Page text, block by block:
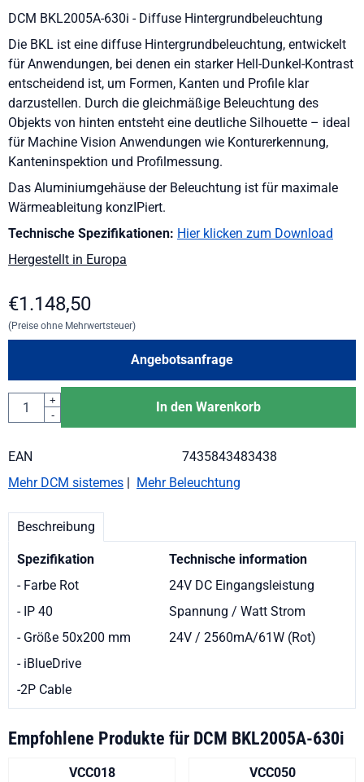
DCM BKL2005A-630i - Diffuse Hintergrundbeleuchtung
Die BKL ist eine diffuse Hintergrundbeleuchtung, entwickelt
für Anwendungen, bei denen ein starker Hell-Dunkel-Kontrast
entscheidend ist, um Formen, Kanten und Profile klar
darzustellen. Durch die gleichmäßige Beleuchtung des
Objekts von hinten entsteht eine deutliche Silhouette – ideal
für Machine Vision Anwendungen wie Konturerkennung,
Kanteninspektion und Profilmessung.
Das Aluminiumgehäuse der Beleuchtung ist für maximale
Wärmeableitung konzIPiert.
Technische Spezifikationen: Hier klicken zum Download
Hergestellt in Europa
€1.148,50
(Preise ohne Mehrwertsteuer)
Angebotsanfrage
Anzahl
+
-
In den Warenkorb
EAN
7435843483438
Mehr DCM sistemes
Mehr Beleuchtung
Beschreibung
Spezifikation
- Farbe Rot
- IP 40
- Größe 50x200 mm
- iBlueDrive
-2P Cable
Technische information
24V DC Eingangsleistung
Spannung / Watt Strom
24V / 2560mA/61W (Rot)
Empfohlene Produkte für DCM BKL2005A-630i
VCC018
VCC050